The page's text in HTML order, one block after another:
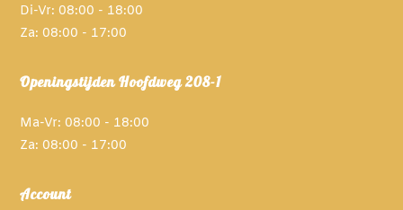
Di-Vr: 08:00 - 18:00
Za: 08:00 - 17:00
Openingstijden Hoofdweg 208-1
Ma-Vr: 08:00 - 18:00
Za: 08:00 - 17:00
Account